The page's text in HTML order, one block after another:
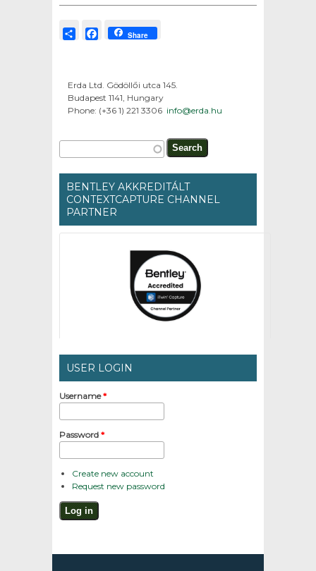
ShareFacebook
Share
Erda Ltd. Gödöllői utca 145.
Budapest 1141, Hungary
Phone: (+36 1) 221 3306 info@erda.hu
Search form
Search
BENTLEY AKKREDITÁLT
CONTEXTCAPTURE CHANNEL
PARTNER
USER LOGIN
Username*
Password *
Create new account
Request new password